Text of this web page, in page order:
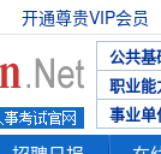
开通尊贵VIP会员
公共基
职业能
事业单